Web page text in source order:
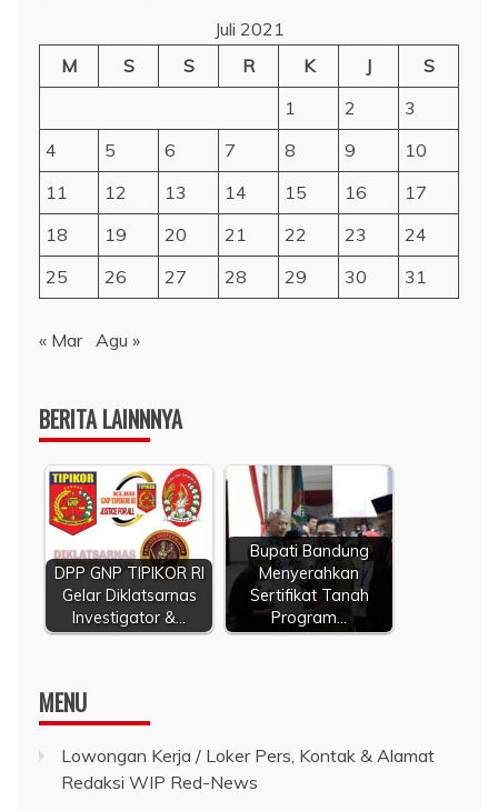
Juli 2021
M
S S R K J
S
1
2
3
4
5 6 7 8 9
10
11
12 13 14 15 16
17
18
19 20 21 22 23
24
25
26 27 28 29 30 31
« Mar Agu »
BERITA LAINNNYA
DPP GNP TIPIKOR RI
Gelar Diklatsarnas
Investigator &…
Bupati Bandung
Menyerahkan
Sertifikat Tanah
Program…
MENU
Lowongan Kerja / Loker Pers, Kontak & Alamat
Redaksi WIP Red-News